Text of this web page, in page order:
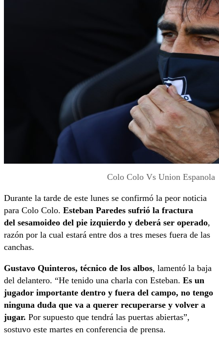
Colo Colo Vs Union Espanola
Durante la tarde de este lunes se confirmó la peor noticia
para Colo Colo. Esteban Paredes sufrió la fractura
del sesamoideo del pie izquierdo y deberá ser operado,
razón por la cual estará entre dos a tres meses fuera de las
canchas.
Gustavo Quinteros, técnico de los albos, lamentó la baja
del delantero. “He tenido una charla con Esteban. Es un
jugador importante dentro y fuera del campo, no tengo
ninguna duda que va a querer recuperarse y volver a
jugar. Por supuesto que tendrá las puertas abiertas”,
sostuvo este martes en conferencia de prensa.